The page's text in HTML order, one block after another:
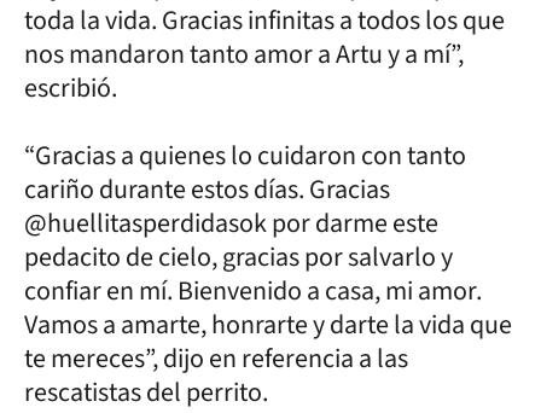
toda la vida. Gracias infinitas a todos los que
nos mandaron tanto amor a Artu y a mí”,
escribió.
“Gracias a quienes lo cuidaron con tanto
cariño durante estos días. Gracias
@huellitasperdidasok por darme este
pedacito de cielo, gracias por salvarlo y
confiar en mí. Bienvenido a casa, mi amor.
Vamos a amarte, honrarte y darte la vida que
te mereces”, dijo en referencia a las
rescatistas del perrito.